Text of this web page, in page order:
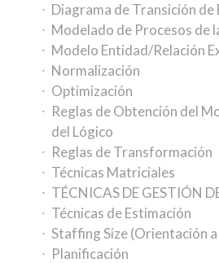
Diagrama de Transición de
Modelado de Procesos de
Modelo Entidad/Relación
Normalización
Optimización
Reglas de Obtención del
del Lógico
Reglas de Transformación
Técnicas Matriciales
TÉCNICAS DE GESTIÓN
Técnicas de Estimación
Staffing Size (Orientación
Planificación